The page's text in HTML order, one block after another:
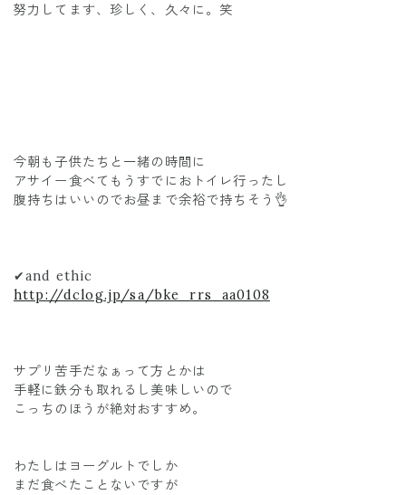
努力してます、珍しく、久々に。笑
今朝も子供たちと一緒の時間に
アサイー食べてもうすでにおトイレ行ったし
腹持ちはいいのでお昼まで余裕で持ちそう👌
✔︎and ethic
http://dclog.jp/sa/bke_rrs_aa0108
サプリ苦手だなぁって方とかは
手軽に鉄分も取れるし美味しいので
こっちのほうが絶対おすすめ。
わたしはヨーグルトでしか
まだ食べたことないですが